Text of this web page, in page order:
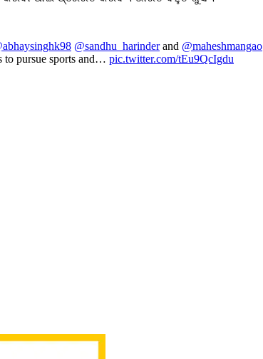
@sandhu_harinderand @maheshmangao
to pursue sports and… pic.twitter.com/tEu9QcIgdu